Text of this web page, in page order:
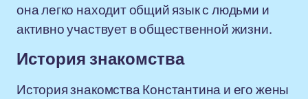
она легко находит общий язык с людьми и
активно участвует в общественной жизни.
История знакомства
История знакомства Константина и его жены